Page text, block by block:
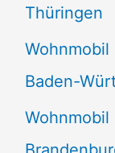
Thüringen
Baden-